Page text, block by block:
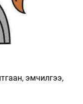
эмчилгээ,